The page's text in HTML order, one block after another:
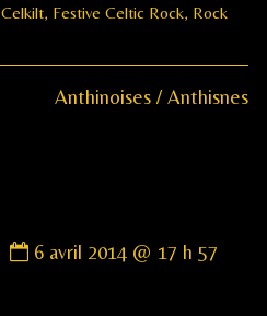
Celkilt, Festive Celtic Rock, Rock
Next
Anthinoises / Anthisnes
by
6 avril 2014 @ 17 h 57